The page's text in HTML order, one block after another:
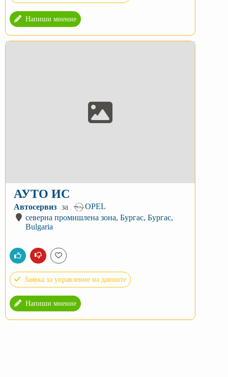
Напиши мнение
АУТО ИС
Автосервиз за
OPEL
северна промишлена зона, Бургас, Бургас,
Bulgaria
Заявка за управление на данните
Напиши мнение